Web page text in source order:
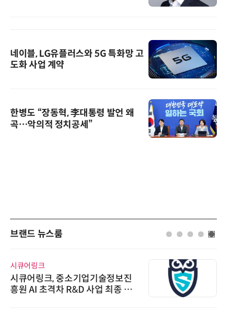
네이블, LG유플러스와 5G 특화망 고
도화 사업 계약
한병도 “장동혁, 李대통령 발언 왜
곡…악의적 정치공세”
브랜드 뉴스룸
시큐어링크
시큐어링크, 중소기업기술정보진
흥원 AI 초격차 R&D 사업 최종 선